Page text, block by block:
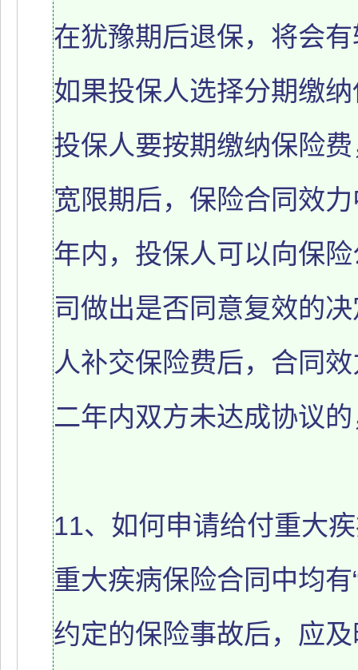
在犹豫期后退保，将会
如果投保人选择分期缴
投保人要按期缴纳保险
宽限期后，保险合同效
年内，投保人可以向保
司做出是否同意复效的
人补交保险费后，合同
二年内双方未达成协议
11、如何申请给付重大
重大疾病保险合同中均
约定的保险事故后，应